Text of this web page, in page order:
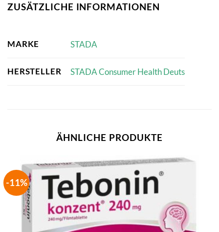
ZUSÄTZLICHE INFORMATIONEN
MARKE STADA
HERSTELLER STADA Consumer Health Deuts
ÄHNLICHE PRODUKTE
-11%